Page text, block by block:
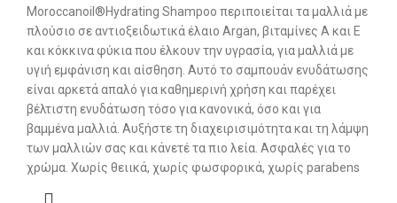
Moroccanoil®Hydrating Shampoo περιποιείται τα μαλλιά με
πλούσιο σε αντιοξειδωτικά έλαιο Argan, βιταμίνες Α και Ε
και κόκκινα φύκια που έλκουν την υγρασία, για μαλλιά με
υγιή εμφάνιση και αίσθηση. Αυτό το σαμπουάν ενυδάτωσης
είναι αρκετά απαλό για καθημερινή χρήση και παρέχει
βέλτιστη ενυδάτωση τόσο για κανονικά, όσο και για
βαμμένα μαλλιά. Αυξήστε τη διαχειρισιμότητα και τη λάμψη
των μαλλιών σας και κάνετέ τα πιο λεία. Ασφαλές για το
χρώμα. Χωρίς θειικά, χωρίς φωσφορικά, χωρίς parabens